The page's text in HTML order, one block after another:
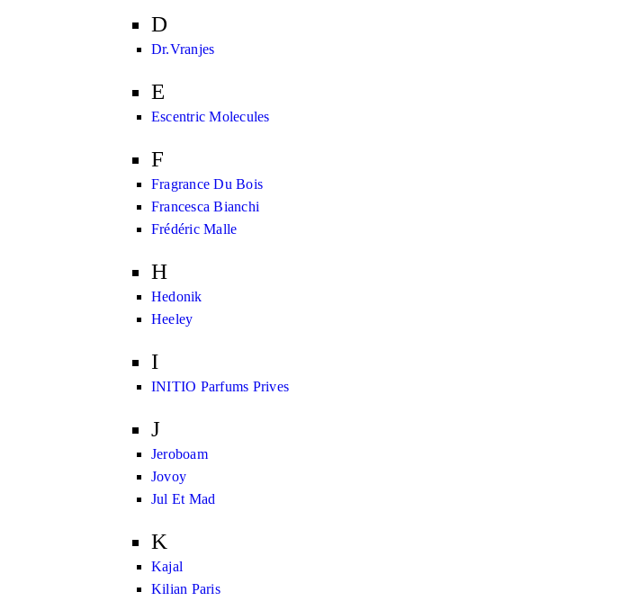
D
Dr.Vranjes
E
Escentric Molecules
F
Fragrance Du Bois
Francesca Bianchi
Frédéric Malle
H
Hedonik
Heeley
I
INITIO Parfums Prives
J
Jeroboam
Jovoy
Jul Et Mad
K
Kajal
Kilian Paris